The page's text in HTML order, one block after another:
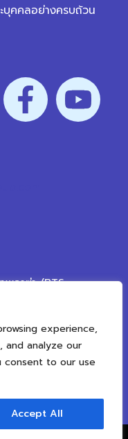
experience,
and analyze our
consent to our use
Accept All
บุคคลอย่างครบถ้วน
ลาซ่า (BTS
เทพมหานคร
ามซอยเจริญนคร
หานคร 10600
All Rights Reserved